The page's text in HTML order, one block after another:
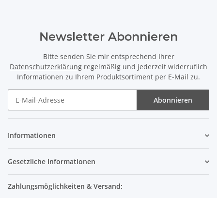
Newsletter Abonnieren
Bitte senden Sie mir entsprechend Ihrer
Datenschutzerklärung regelmäßig und jederzeit widerruflich
Informationen zu Ihrem Produktsortiment per E-Mail zu.
Abonnieren
Informationen
Gesetzliche Informationen
Zahlungsmöglichkeiten & Versand: